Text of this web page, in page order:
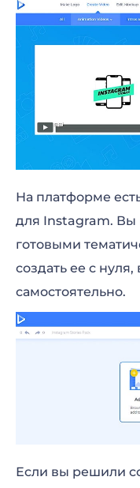
На платформе
для Instagram. Вы
готовыми
создать ее с
самостоятельно.
Если вы решили